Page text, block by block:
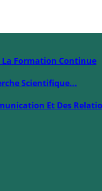
La Formation Continue
Scientifique...
Et Des